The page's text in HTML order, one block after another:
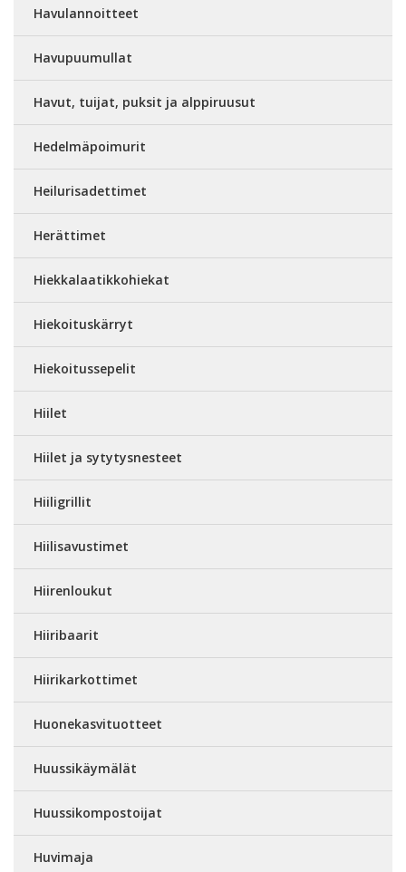
Havulannoitteet
Havupuumullat
Havut, tuijat, puksit ja alppiruusut
Hedelmäpoimurit
Heilurisadettimet
Herättimet
Hiekkalaatikkohiekat
Hiekoituskärryt
Hiekoitussepelit
Hiilet
Hiilet ja sytytysnesteet
Hiiligrillit
Hiilisavustimet
Hiirenloukut
Hiiribaarit
Hiirikarkottimet
Huonekasvituotteet
Huussikäymälät
Huussikompostoijat
Huvimaja